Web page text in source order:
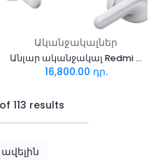
Ականջակալներ
Անլար ականջակալ Redmi Buds 8 Lite White
16,800.00 դր.
113 results